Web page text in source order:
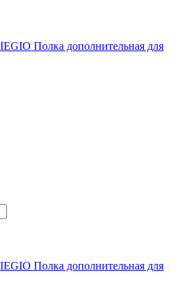
Полка дополнительная для
Полка дополнительная для